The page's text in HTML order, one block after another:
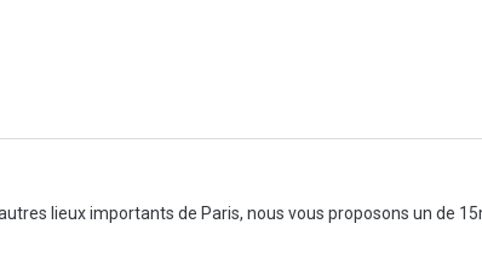
lieux importants de Paris, nous vous proposons un de